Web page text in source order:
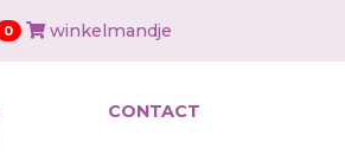
0items in cart
winkelmandje
CONTACT